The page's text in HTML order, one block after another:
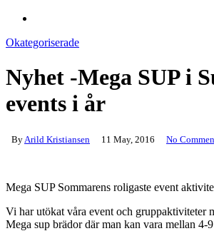
Okategoriserade
Nyhet -Mega SUP i
events i år
By Arild Kristiansen 11 May, 2016 No
Mega SUP Sommarens roligaste event
Vi har utökat våra event och gruppaktiviteter
Mega sup brädor där man kan vara mellan 4-